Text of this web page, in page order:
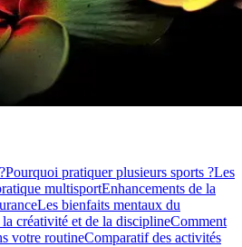
Pourquoi pratiquer plusieurs sports ?Les
multisportEnhancements de la
Les bienfaits mentaux du
créativité et de la disciplineComment
votre routineComparatif des activités